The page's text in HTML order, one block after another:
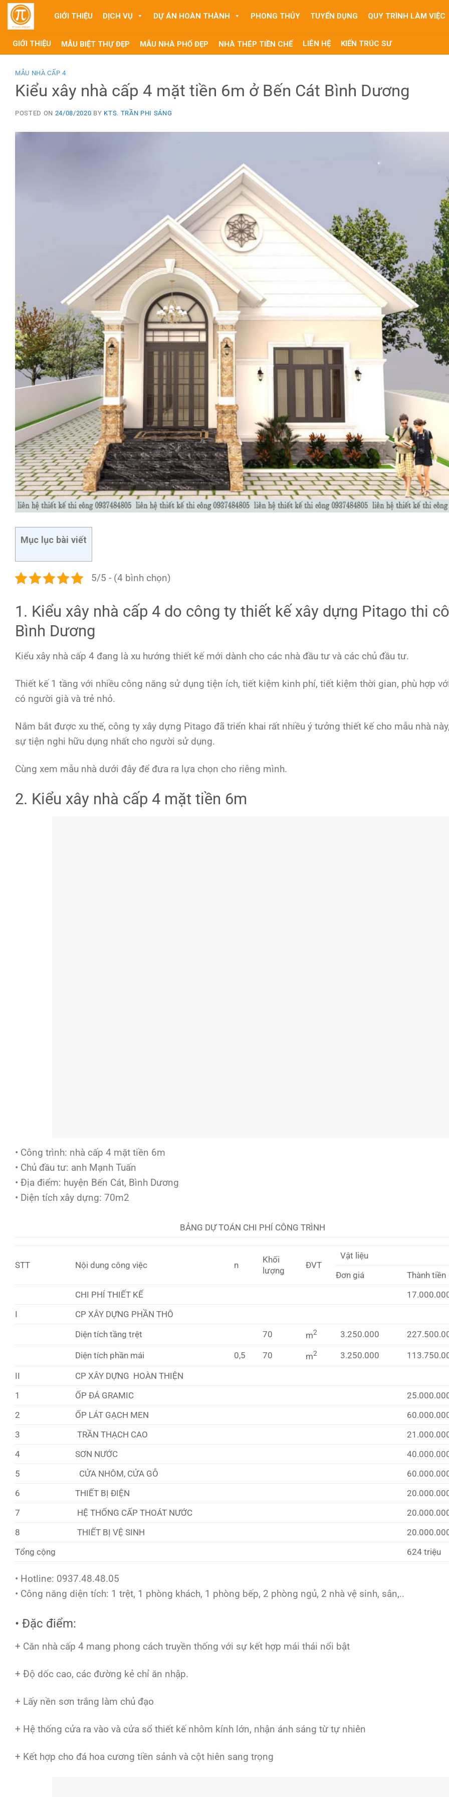
Skip
content
GIỚI THIỆU DỊCH VỤ DỰ ÁN HOÀN THÀNH PHONG THỦY TUYỂN DỤNG QUY TRÌNH LÀM VIỆC
GIỚI THIỆU MẪU BIỆT THỰ ĐẸP MẪU NHÀ PHỐ ĐẸP NHÀ THÉP TIỀN CHẾ LIÊN HỆ KIẾN TRÚC SƯ
MẪU NHÀ CẤP 4
Kiểu xây nhà cấp 4 mặt tiền 6m ở Bến Cát Bình Dương
POSTED ON 24/08/2020 BY KTS. TRẦN PHI SÁNG
Mục lục bài viết
5/5 - (4 bình chọn)
1. Kiểu xây nhà cấp 4 do công ty thiết kế xây dựng Pitago thi
Bình Dương
Kiểu xây nhà cấp 4 đang là xu hướng thiết kế mới dành cho các nhà đầu tư và các chủ đầu tư.
Thiết kế 1 tầng với nhiều công năng sử dụng tiện ích, tiết kiệm kinh phí, tiết kiệm thời gian, phù hợp
có người già và trẻ nhỏ.
Nắm bắt được xu thế, công ty xây dựng Pitago đã triển khai rất nhiều ý tưởng thiết kế cho mẫu nhà
sự tiện nghi hữu dụng nhất cho người sử dụng.
Cùng xem mẫu nhà dưới đây để đưa ra lựa chọn cho riêng mình.
2. Kiểu xây nhà cấp 4 mặt tiền 6m
• Công trình: nhà cấp 4 mặt tiền 6m
• Chủ đầu tư: anh Mạnh Tuấn
• Địa điểm: huyện Bến Cát, Bình Dương
• Diện tích xây dựng: 70m2
BẢNG DỰ TOÁN CHI PHÍ CÔNG TRÌNH
STT Nội dung công việc n
Khối
lượng
ĐVT
Vật liệu
Đơn giá
Thành tiền
CHI PHÍ THIẾT KẾ
I
CP XÂY DỰNG PHẦN THÔ
Diện tích tầng trệt
70 m2 3.250.000
Diện tích phần mái 0,5 70 m2 3.250.000
II
CP XÂY DỰNG HOÀN THIỆN
1
ỐP ĐÁ GRAMIC
2
ỐP LÁT GẠCH MEN
3
TRẦN THẠCH CAO
4
SƠN NƯỚC
5
CỬA NHÔM, CỬA GỖ
6
THIẾT BỊ ĐIỆN
7
HỆ THỐNG CẤP THOÁT NƯỚC
8
THIẾT BỊ VỆ SINH
Tổng cộng
624 triệu
• Hotline: 0937.48.48.05
• Công năng diện tích: 1 trệt, 1 phòng khách, 1 phòng bếp, 2 phòng ngủ, 2 nhà vệ sinh, sân,..
• Đặc điểm:
+ Căn nhà cấp 4 mang phong cách truyền thống với sự kết hợp mái thái nổi bật
+ Độ dốc cao, các đường kẻ chỉ ăn nhập.
+ Lấy nền sơn trắng làm chủ đạo
+ Hệ thống cửa ra vào và cửa sổ thiết kế nhôm kính lớn, nhận ánh sáng từ tự nhiên
+ Kết hợp cho đá hoa cương tiền sảnh và cột hiên sang trọng